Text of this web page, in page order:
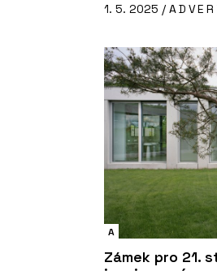
1. 5. 2025 /
A
Zámek pro 21.